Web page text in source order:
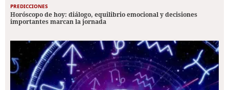
PREDICCIONES
Horóscopo de hoy: diálogo, equilibrio emocional y decisiones
importantes marcan la jornada